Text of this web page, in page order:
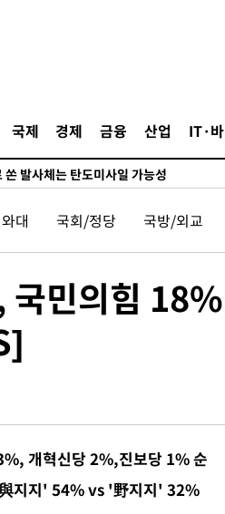
국제 경제 금융 산업 IT·
출발…나스닥 0.3%↓, 다우 0.14%↑
판 성 접대 파문에 "현재는 내부 지침 준
단거리탄도미사일…감시·경계태세 강
장애 발생…"원인 파악 중"
한밤 열대야도 계속[내일날씨]
전도 폭염 취소…11일 재개
협회…초유의 압수수색에 '충격·당황'
고치 경신…영등포 순간 '40도'
압수수색…내란 중요임무종사 혐의
트(4.58%) 내린 6296.38 마감
내린 1423.8원 마감
, 스페이스X 로켓 달 충돌 흔적 포착
패…LAFC는 승부차기 끝 과달라하라 격파
상청 "태풍 지나며 폭염 잠시 꺾인다"
대 국회/정당 국방/외교
국민의힘
개혁신당 2%,진보당 1% 순
지지' 54% vs '野지지' 32%